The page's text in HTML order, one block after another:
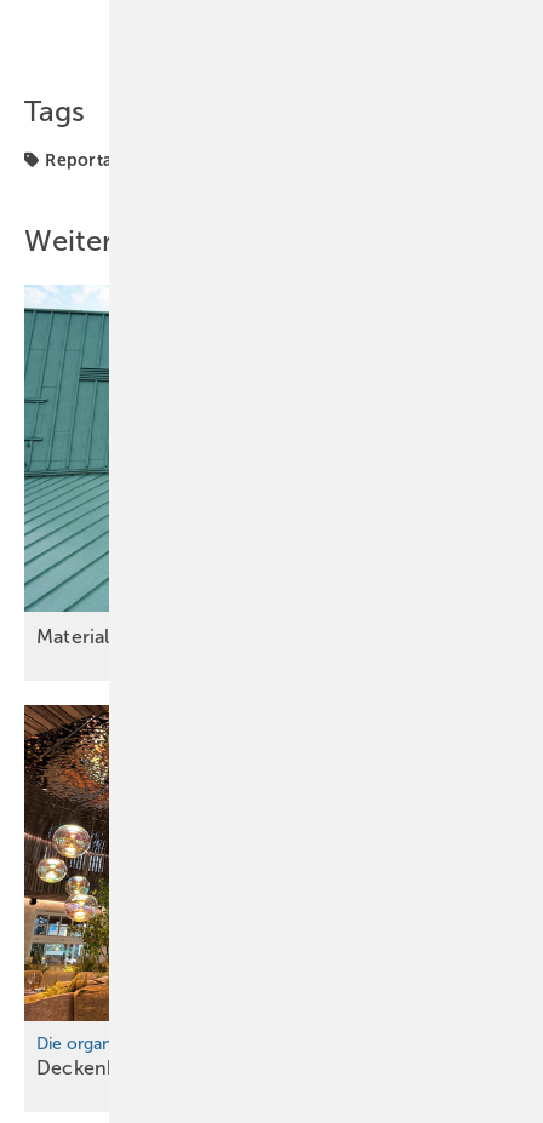
Tags
Reportage
Weitere Inhalte
Material im
Die organische Kraft des Edelstahls
Deckenbekleidung in